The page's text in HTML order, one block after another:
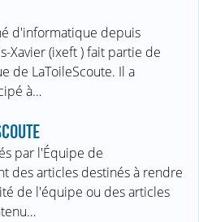
d'informatique depuis
Xavier (ixeft ) fait partie de
de LaToileScoute. Il a
à…
par l'Équipe de
des articles destinés à rendre
de l'équipe ou des articles